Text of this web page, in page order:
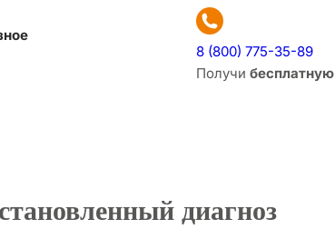
8 (800) 775-35-89
Получи бесплатную
диагноз